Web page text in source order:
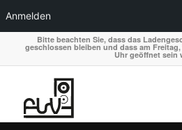
Anmelden
Bitte beachten Sie, dass das
geschlossen bleiben und dass am
Uhr geöffnet sein